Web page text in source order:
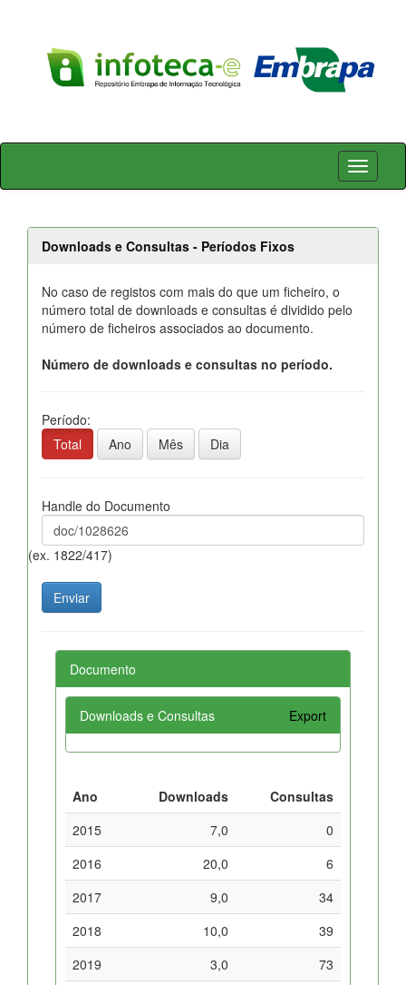
Skip
Downloads e Consultas - Períodos Fixos
No caso de registos com mais do que um ficheiro, o
número total de downloads e consultas é dividido pelo
número de ficheiros associados ao documento.
Número de downloads e consultas no período.
Período:
Total
Ano Mês Dia
Handle do Documento
(ex. 1822/417)
Documento
Downloads e Consultas Export
Ano Downloads
Consultas
2015
7,0
0
2016
20,0
6
2017
9,0
34
2018
10,0
39
2019
3,0
73